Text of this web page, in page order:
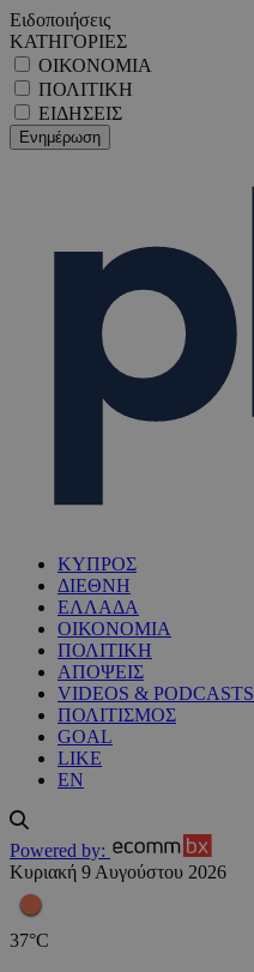
Ειδοποιήσεις
ΚΑΤΗΓΟΡΙΕΣ
ΟΙΚΟΝΟΜΙΑ
ΠΟΛΙΤΙΚΗ
ΕΙΔΗΣΕΙΣ
ΚΥΠΡΟΣ
ΔΙΕΘΝΗ
ΕΛΛΑΔΑ
ΟΙΚΟΝΟΜΙΑ
ΠΟΛΙΤΙΚΗ
ΑΠΟΨΕΙΣ
VIDEOS & PODCASTS
ΠΟΛΙΤΙΣΜΟΣ
GOAL
LIKE
EN
Powered by:
Κυριακή 9 Αυγούστου 2026
37°C